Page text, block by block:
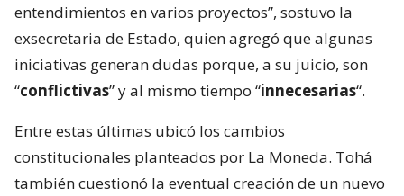
entendimientos en varios proyectos”, sostuvo la
exsecretaria de Estado, quien agregó que algunas
iniciativas generan dudas porque, a su juicio, son
“conflictivas” y al mismo tiempo “innecesarias“.
Entre estas últimas ubicó los cambios
constitucionales planteados por La Moneda. Tohá
también cuestionó la eventual creación de un nuevo